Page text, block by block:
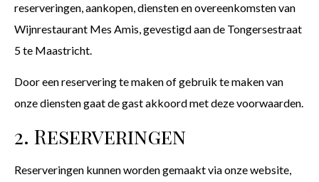
reserveringen, aankopen, diensten en overeenkomsten van
Wijnrestaurant Mes Amis, gevestigd aan de Tongersestraat
5 te Maastricht.
Door een reservering te maken of gebruik te maken van
onze diensten gaat de gast akkoord met deze voorwaarden.
2. Reserveringen
Reserveringen kunnen worden gemaakt via onze website,